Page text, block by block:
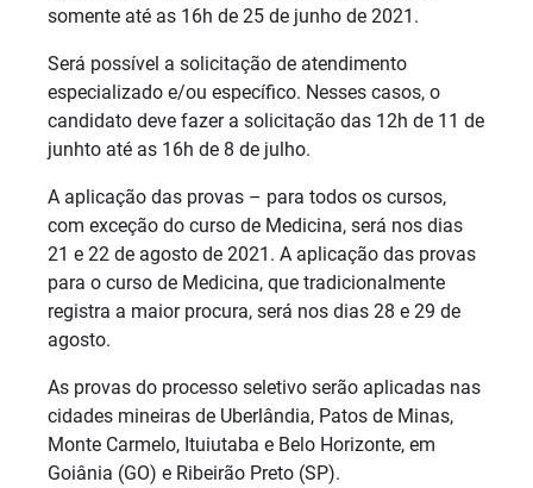
somente até as 16h de 25 de junho de 2021.
Será possível a solicitação de atendimento
especializado e/ou específico. Nesses casos, o
candidato deve fazer a solicitação das 12h de 11 de
junhto até as 16h de 8 de julho.
A aplicação das provas – para todos os cursos,
com exceção do curso de Medicina, será nos dias
21 e 22 de agosto de 2021. A aplicação das provas
para o curso de Medicina, que tradicionalmente
registra a maior procura, será nos dias 28 e 29 de
agosto.
As provas do processo seletivo serão aplicadas nas
cidades mineiras de Uberlândia, Patos de Minas,
Monte Carmelo, Ituiutaba e Belo Horizonte, em
Goiânia (GO) e Ribeirão Preto (SP).